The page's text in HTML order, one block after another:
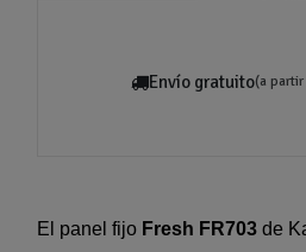
Envío gratuito(a partir
El panel fijo Fresh FR703 de